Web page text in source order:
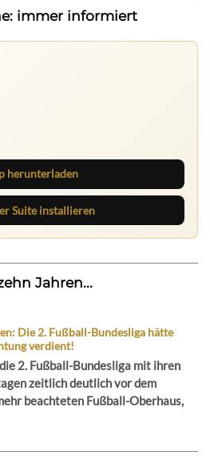
immer informiert
herunterladen
Suite installieren
Jahren...
Die 2. Fußball-Bundesliga hätte
verdient!
2. Fußball-Bundesliga mit ihren
zeitlich deutlich vor dem
beachteten Fußball-Oberhaus,